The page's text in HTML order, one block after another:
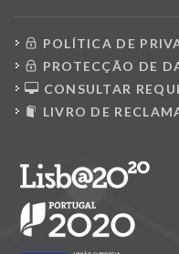
POLÍTICA DE
PROTECÇÃO DE
CONSULTAR
LIVRO DE